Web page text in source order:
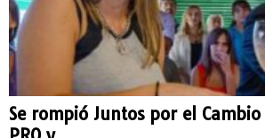
Se rompió Juntos por el